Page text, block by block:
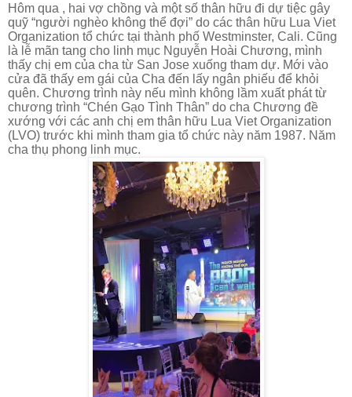
Hôm qua , hai vợ chồng và một số thân hữu đi dự tiệc gây
quỹ “người nghèo không thể đợi” do các thân hữu Lua Viet
Organization tổ chức tại thành phố Westminster, Cali. Cũng
là lễ mãn tang cho linh mục Nguyễn Hoài Chương, mình
thấy chị em của cha từ San Jose xuống tham dự. Mới vào
cửa đã thấy em gái của Cha đến lấy ngân phiếu để khỏi
quên. Chương trình này nếu mình không lầm xuất phát từ
chương trình “Chén Gạo Tình Thân” do cha Chương đề
xướng với các anh chị em thân hữu Lua Viet Organization
(LVO) trước khi mình tham gia tổ chức này năm 1987. Năm
cha thụ phong linh mục.